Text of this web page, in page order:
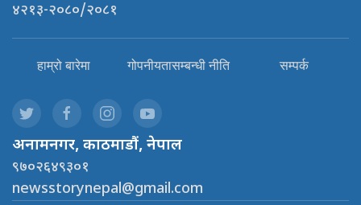
४२१३-२०८०/२०८१
हाम्रो बारेमा गोपनीयतासम्बन्धी नीति सम्पर्क
अनामनगर, काठमाडौं, नेपाल
९७०२६४९३०१
newsstorynepal@gmail.com